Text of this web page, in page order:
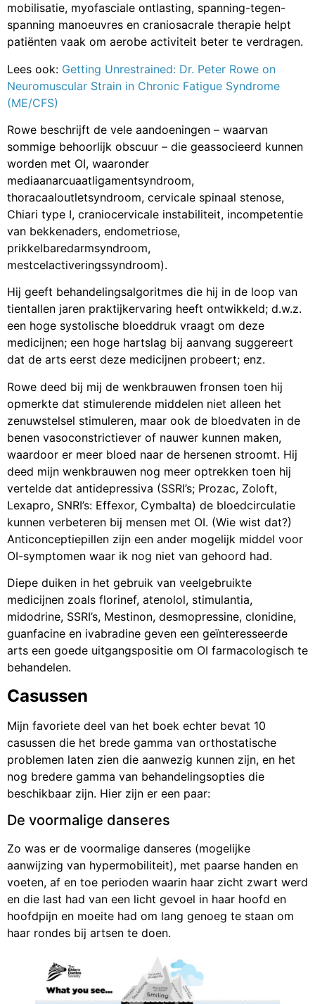
mobilisatie, myofasciale ontlasting, spanning-tegen-
spanning manoeuvres en craniosacrale therapie helpt
patiënten vaak om aerobe activiteit beter te verdragen.
Lees ook: Getting Unrestrained: Dr. Peter Rowe on
Neuromuscular Strain in Chronic Fatigue Syndrome
(ME/CFS)
Rowe beschrijft de vele aandoeningen – waarvan
sommige behoorlijk obscuur – die geassocieerd kunnen
worden met OI, waaronder
mediaanarcuaatligamentsyndroom,
thoracaaloutletsyndroom, cervicale spinaal stenose,
Chiari type I, craniocervicale instabiliteit, incompetentie
van bekkenaders, endometriose,
prikkelbaredarmsyndroom,
mestcelactiveringssyndroom).
Hij geeft behandelingsalgoritmes die hij in de loop van
tientallen jaren praktijkervaring heeft ontwikkeld; d.w.z.
een hoge systolische bloeddruk vraagt om deze
medicijnen; een hoge hartslag bij aanvang suggereert
dat de arts eerst deze medicijnen probeert; enz.
Rowe deed bij mij de wenkbrauwen fronsen toen hij
opmerkte dat stimulerende middelen niet alleen het
zenuwstelsel stimuleren, maar ook de bloedvaten in de
benen vasoconstrictiever of nauwer kunnen maken,
waardoor er meer bloed naar de hersenen stroomt. Hij
deed mijn wenkbrauwen nog meer optrekken toen hij
vertelde dat antidepressiva (SSRI’s; Prozac, Zoloft,
Lexapro, SNRI’s: Effexor, Cymbalta) de bloedcirculatie
kunnen verbeteren bij mensen met OI. (Wie wist dat?)
Anticonceptiepillen zijn een ander mogelijk middel voor
OI-symptomen waar ik nog niet van gehoord had.
Diepe duiken in het gebruik van veelgebruikte
medicijnen zoals florinef, atenolol, stimulantia,
midodrine, SSRI’s, Mestinon, desmopressine, clonidine,
guanfacine en ivabradine geven een geïnteresseerde
arts een goede uitgangspositie om OI farmacologisch te
behandelen.
Casussen
Mijn favoriete deel van het boek echter bevat 10
casussen die het brede gamma van orthostatische
problemen laten zien die aanwezig kunnen zijn, en het
nog bredere gamma van behandelingsopties die
beschikbaar zijn. Hier zijn er een paar:
De voormalige danseres
Zo was er de voormalige danseres (mogelijke
aanwijzing van hypermobiliteit), met paarse handen en
voeten, af en toe perioden waarin haar zicht zwart werd
en die last had van een licht gevoel in haar hoofd en
hoofdpijn en moeite had om lang genoeg te staan om
haar rondes bij artsen te doen.